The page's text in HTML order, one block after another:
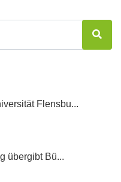
Flensbu...
übergibt Bü...